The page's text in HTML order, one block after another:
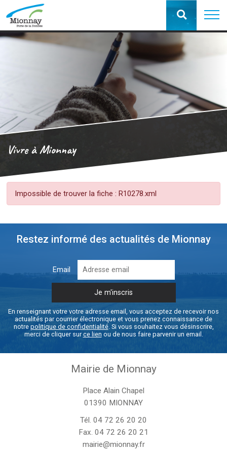
Vivre à Mionnay
Impossible de trouver la fiche : R10278.xml
Restez informé des actualités de Mionnay
Email
En renseignant votre votre adresse email, vous acceptez de recevoir nos
actualités par courrier électronique et vous prenez connaissance de
notre politique de confidentialité. Si vous souhaitez vous désinscrire,
merci de cliquer surce lien ou de nous faire parvenir un email.
Mairie de Mionnay
Place Alain Chapel
01390 MIONNAY
Tél. 04 72 26 20 20
Fax. 04 72 26 20 21
mairie@mionnay.fr